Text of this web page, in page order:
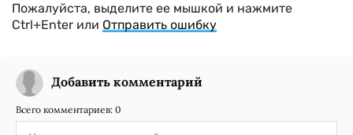
Пожалуйста, выделите ее мышкой и нажмите
Ctrl+Enter или Отправить ошибку
Добавить комментарий
Всего комментариев: 0